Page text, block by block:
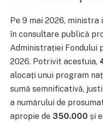
Pe 9 mai 2026,
în consultare publică
Administrației Fondului
2026. Potrivit acestuia,
alocați unui program
sumă semnificativă,
a numărului de
apropie de 350.000 și